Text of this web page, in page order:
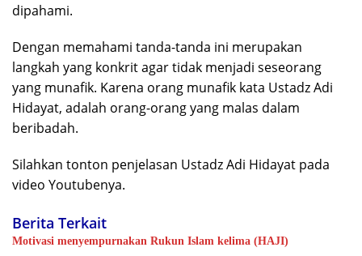
dipahami.
Dengan memahami tanda-tanda ini merupakan
langkah yang konkrit agar tidak menjadi seseorang
yang munafik. Karena orang munafik kata Ustadz Adi
Hidayat, adalah orang-orang yang malas dalam
beribadah.
Silahkan tonton penjelasan Ustadz Adi Hidayat pada
video Youtubenya.
Berita Terkait
Motivasi menyempurnakan Rukun Islam kelima (HAJI)